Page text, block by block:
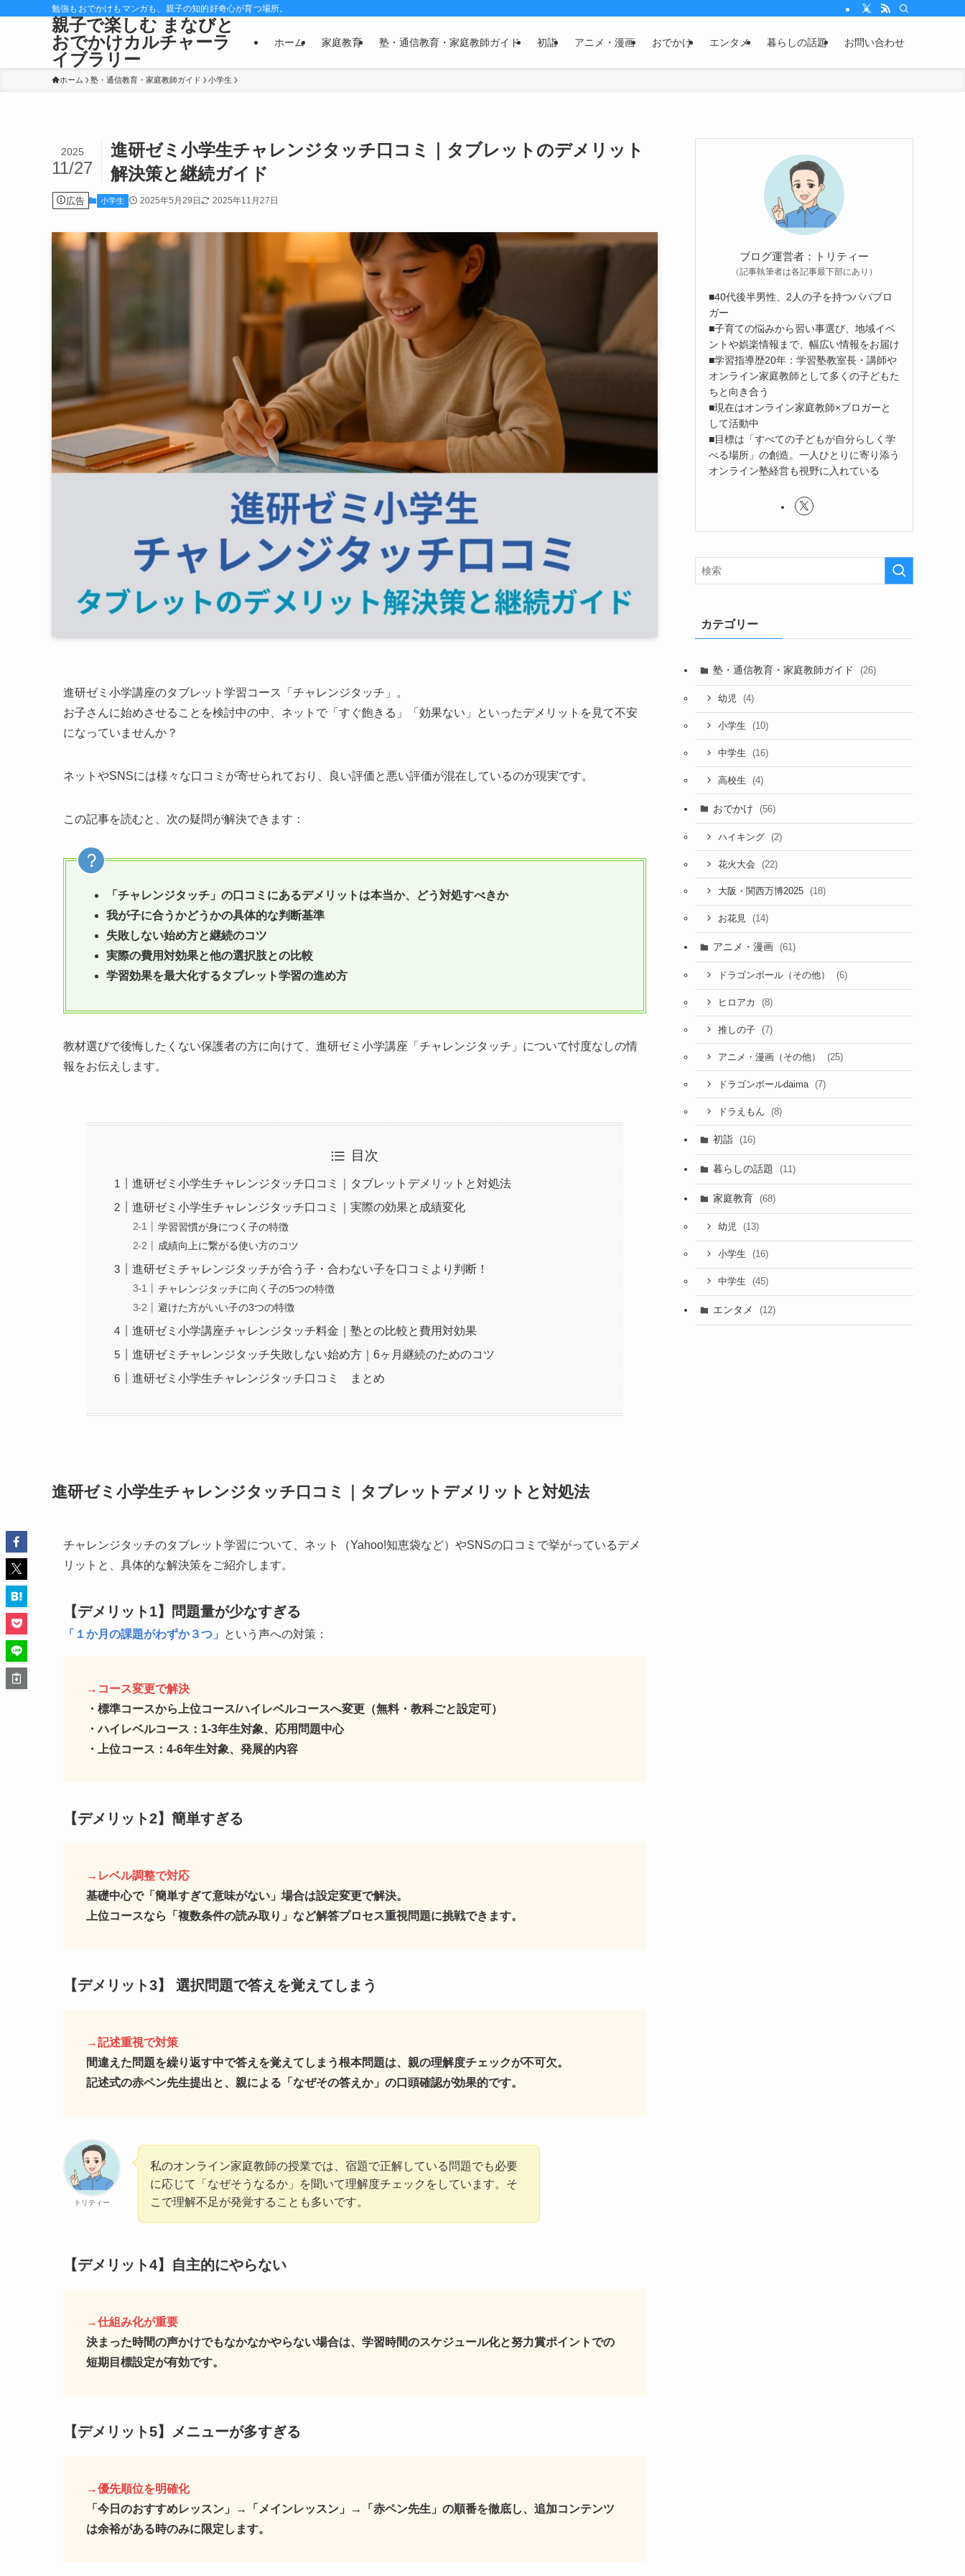
勉強もおでかけもマンガも、親子の知的好奇心が育つ場所。
親子で楽しむ まなびと
おでかけカルチャーラ
イブラリー
ホーム 家庭教育 塾・通信教育・家庭教師ガイド 初詣 アニメ・漫画 おでかけ エンタメ 暮らしの話題 お問い合わせ
ホーム 塾・通信教育・家庭教師ガイド 小学生
進研ゼミ小学生チャレンジタッチ口コミ｜タブレットのデメリット
解決策と継続ガイド
2025
11/27
広告 小学生 2025年5月29日 2025年11月27日
進研ゼミ小学講座のタブレット学習コース「チャレンジタッチ」。
お子さんに始めさせることを検討中の中、ネットで「すぐ飽きる」「効果ない」といったデメリットを見て不安
になっていませんか？
ネットやSNSには様々な口コミが寄せられており、良い評価と悪い評価が混在しているのが現実です。
この記事を読むと、次の疑問が解決できます：
「チャレンジタッチ」の口コミにあるデメリットは本当か、どう対処すべきか
我が子に合うかどうかの具体的な判断基準
失敗しない始め方と継続のコツ
実際の費用対効果と他の選択肢との比較
学習効果を最大化するタブレット学習の進め方
教材選びで後悔したくない保護者の方に向けて、進研ゼミ小学講座「チャレンジタッチ」について忖度なしの情
報をお伝えします。
目次
進研ゼミ小学生チャレンジタッチ口コミ｜タブレットデメリットと対処法
進研ゼミ小学生チャレンジタッチ口コミ｜実際の効果と成績変化
学習習慣が身につく子の特徴
成績向上に繋がる使い方のコツ
進研ゼミチャレンジタッチが合う子・合わない子を口コミより判断！
チャレンジタッチに向く子の5つの特徴
避けた方がいい子の3つの特徴
進研ゼミ小学講座チャレンジタッチ料金｜塾との比較と費用対効果
進研ゼミチャレンジタッチ失敗しない始め方｜6ヶ月継続のためのコツ
進研ゼミ小学生チャレンジタッチ口コミ まとめ
進研ゼミ小学生チャレンジタッチ口コミ｜タブレットデメリットと対処法
チャレンジタッチのタブレット学習について、ネット（Yahoo!知恵袋など）やSNSの口コミで挙がっているデメ
リットと、具体的な解決策をご紹介します。
【デメリット1】問題量が少なすぎる
「１か月の課題がわずか３つ」 という声への対策：
→コース変更で解決
・標準コースから上位コース/ハイレベルコースへ変更（無料・教科ごと設定可）
・ハイレベルコース：1-3年生対象、応用問題中心
・上位コース：4-6年生対象、発展的内容
【デメリット2】 簡単すぎる
→レベル調整で対応
基礎中心で「簡単すぎて意味がない」場合は設定変更で解決。
上位コースなら「複数条件の読み取り」など解答プロセス重視問題に挑戦できます。
【デメリット3】 選択問題で答えを覚えてしまう
→記述重視で対策
間違えた問題を繰り返す中で答えを覚えてしまう根本問題は、親の理解度チェックが不可欠。
記述式の赤ペン先生提出と、親による「なぜその答えか」の口頭確認が効果的です。
トリティー
私のオンライン家庭教師の授業では、宿題で正解している問題でも必要
に応じて「なぜそうなるか」を聞いて理解度チェックをしています。そ
こで理解不足が発覚することも多いです。
【デメリット4】 自主的にやらない
→仕組み化が重要
決まった時間の声かけでもなかなかやらない場合は、学習時間のスケジュール化と努力賞ポイントでの
短期目標設定が有効です。
【デメリット5】 メニューが多すぎる
→優先順位を明確化
「今日のおすすめレッスン」→「メインレッスン」→「赤ペン先生」の順番を徹底し、追加コンテンツ
は余裕がある時のみに限定します。
ブログ運営者：トリティー
（記事執筆者は各記事最下部にあり）
■40代後半男性、2人の子を持つパパブロ
ガー
■子育ての悩みから習い事選び、地域イベ
ントや娯楽情報まで、幅広い情報をお届け
■学習指導歴20年：学習塾教室長・講師や
オンライン家庭教師として多くの子どもた
ちと向き合う
■現在はオンライン家庭教師×ブロガーと
して活動中
■目標は「すべての子どもが自分らしく学
べる場所」の創造。一人ひとりに寄り添う
オンライン塾経営も視野に入れている
カテゴリー
塾・通信教育・家庭教師ガイド (26)
幼児 (4)
小学生 (10)
中学生 (16)
高校生 (4)
おでかけ (56)
ハイキング (2)
花火大会 (22)
大阪・関西万博2025 (18)
お花見 (14)
アニメ・漫画 (61)
ドラゴンボール（その他） (6)
ヒロアカ (8)
推しの子 (7)
アニメ・漫画（その他） (25)
ドラゴンボールdaima (7)
ドラえもん (8)
初詣 (16)
暮らしの話題 (11)
家庭教育 (68)
幼児 (13)
小学生 (16)
中学生 (45)
エンタメ (12)